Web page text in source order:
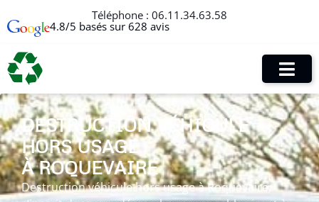
Téléphone : 06.11.34.63.58
4.8/5 basés sur 628 avis
DESTRUCTION VÉHICULE
HORS USAGE
À ROQUEVAIRE
Destruction véhicule hors usage à Roquevaire